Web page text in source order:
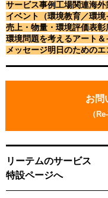
サービス事例工場関連海外
イベント（環境教育／環境
売上・物量・環境評価表彰
環境問題を考えるアート＆
メッセージ明日のためのエ
お
お問
（
リーテムのサービス
特設ページへ